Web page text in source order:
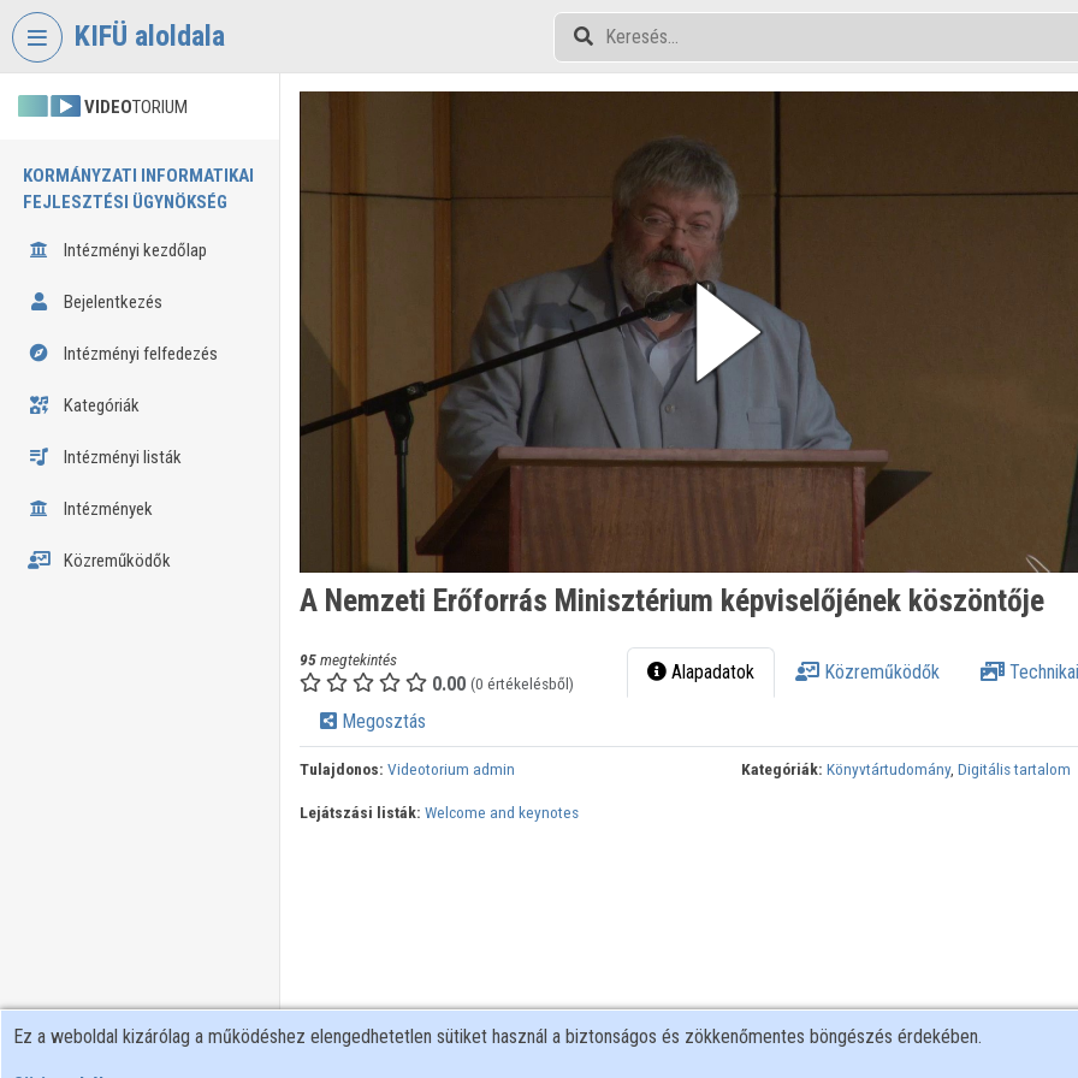
Fejléc kihagyása
KIFÜ aloldala
VIDEOTORIUM
KORMÁNYZATI INFORMATIKAI
FEJLESZTÉSI ÜGYNÖKSÉG
Intézményi kezdőlap
Bejelentkezés
Intézményi felfedezés
Kategóriák
Intézményi listák
Intézmények
Közreműködők
A Nemzeti Erőforrás Minisztérium képviselőjének köszöntője
95megtekintés
0.00 (0 értékelésből) Alapadatok Közreműködők
Megosztás
Tulajdonos: Videotorium admin Kategóriák: Könyvtártudomány,Digitális tartalom
Lejátszási listák: Welcome and keynotes
Ez a weboldal kizárólag a működéshez elengedhetetlen sütiket használ a biztonságos és zökkenőmentes böngészés érdekében.